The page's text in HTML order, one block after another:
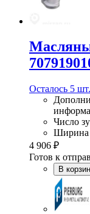
Осталось 5 шт.
Число
Ширина
4 906 ₽
Готов к
В